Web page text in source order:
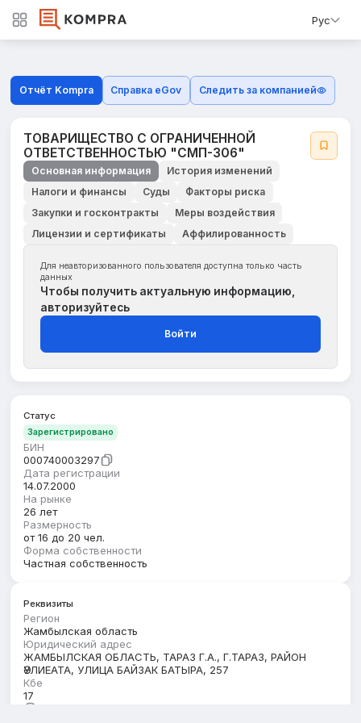
Рус
Отчёт Kompra Справка eGov Следить за компанией
ТОВАРИЩЕСТВО С ОГРАНИЧЕННОЙ
ОТВЕТСТВЕННОСТЬЮ "СМП-306"
Основная информация
История изменений
Налоги и финансы
Суды
Факторы риска
Закупки и госконтракты
Меры воздействия
Лицензии и сертификаты
Аффилированность
Для неавторизованного пользователя доступна только часть
данных
Чтобы получить актуальную информацию,
авторизуйтесь
Войти
Статус
Зарегистрировано
БИН
000740003297
Дата регистрации
14.07.2000
На рынке
26 лет
Размерность
от 16 до 20 чел.
Форма собственности
Частная собственность
Реквизиты
Регион
Жамбылская область
Юридический адрес
ЖАМБЫЛСКАЯ ОБЛАСТЬ, ТАРАЗ Г.А., Г.ТАРАЗ, РАЙОН
ӘУЛИЕАТА, УЛИЦА БАЙЗАК БАТЫРА, 257
Кбе
17